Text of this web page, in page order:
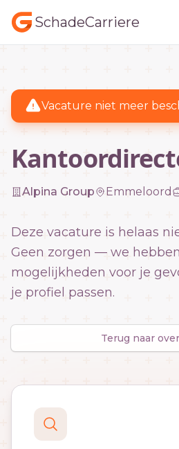
SchadeCarriere
Vacature niet meer
Alpina Group Emmeloord
Deze vacature is helaas
Geen zorgen — we
mogelijkheden voor je
je profiel passen.
Terug naar